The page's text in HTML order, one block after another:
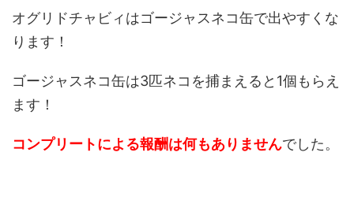
オグリドチャビィはゴージャスネコ缶で出やすくな
ります！
ゴージャスネコ缶は3匹ネコを捕まえると1個もらえ
ます！
コンプリートによる報酬は何もありませんでした。